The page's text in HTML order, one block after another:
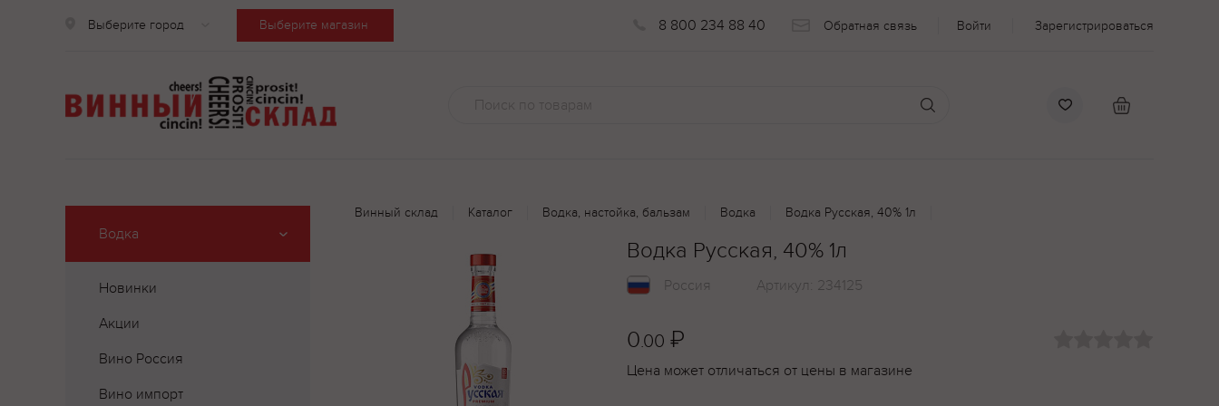
Выберите город Выберите магазин 8 800 234 88 40 Обратная связь Войти Зарегистрироваться
Водка
Новинки
Акции
Вино Россия
Вино импорт
Винный склад Каталог Водка, настойка, бальзам Водка Водка Русская, 40% 1л
Водка Русская, 40% 1л
Россия Артикул: 234125
0.00 ₽
Цена может отличаться от цены в магазине